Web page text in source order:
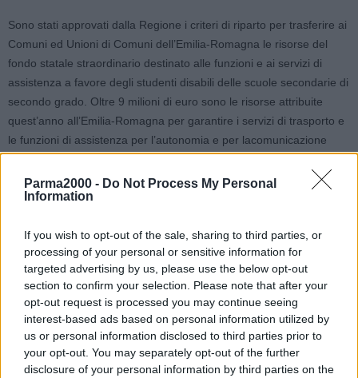
Parma2000 - Do Not Process My Personal
Information
If you wish to opt-out of the sale, sharing to third parties, or
processing of your personal or sensitive information for
targeted advertising by us, please use the below opt-out
section to confirm your selection. Please note that after your
opt-out request is processed you may continue seeing
interest-based ads based on personal information utilized by
us or personal information disclosed to third parties prior to
your opt-out. You may separately opt-out of the further
disclosure of your personal information by third parties on the
Sono stati approvati dalla Regione i criteri di riparto per trasferire ai
Comuni ed Unioni di Comuni dell’Emilia-Romagna le risorse del
fondo statale straordinario destinato alle funzioni e ai servizi di
assistenza a favore degli studenti disabili delle scuole secondarie di
secondo grado. Oltre 9 milioni di euro sono le risorse attribuite
quest’anno all’Emilia-Romagna per garantire i servizi di trasporto e
le funzioni di assistenza per l’autonomia e per lacomunicazione
Le risorse nazionali, che per il 2019 salgono a 100 milioni di euro
numero degli alunni con disabilità, assegnando all’Emilia-Romagna
la somma di 9 milioni e 300mila euro.
Alla Città metropolitana di Bologna va 1 milione e 988mila euro, alla
Provincia di Ferrara quasi 850mila euro, a Forlì-Cesena 578mila
euro, a Modena 1 milione e 645mila euro, a Parma 950mila euro, a
Piacenza quasi 580mila, a Ravenna oltre 698mila euro, a Reggio
Emilia 1 milione e 412mila euro e a alla provincia di Rimini 630mila
euro.